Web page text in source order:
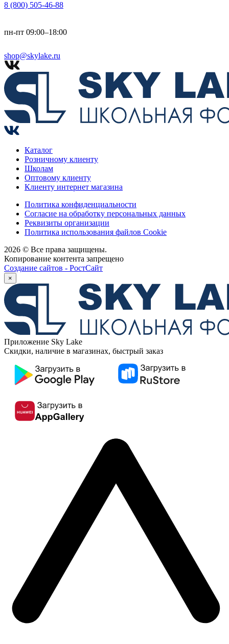
8 (800) 505-46-88
пн-пт 09:00–18:00
shop@skylake.ru
Каталог
Розничному клиенту
Школам
Оптовому клиенту
Клиенту интернет магазина
Политика конфиденциальности
Согласие на обработку персональных данных
Реквизиты организации
Политика использования файлов Cookie
2026 © Все права защищены.
Копирование контента запрещено
Создание сайтов - РостСайт
×
Приложение Sky Lake
Скидки, наличие в магазинах, быстрый заказ